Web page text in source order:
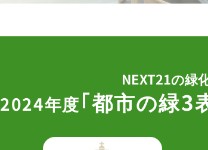
NEXT21の緑
2024年度｢都市の緑3